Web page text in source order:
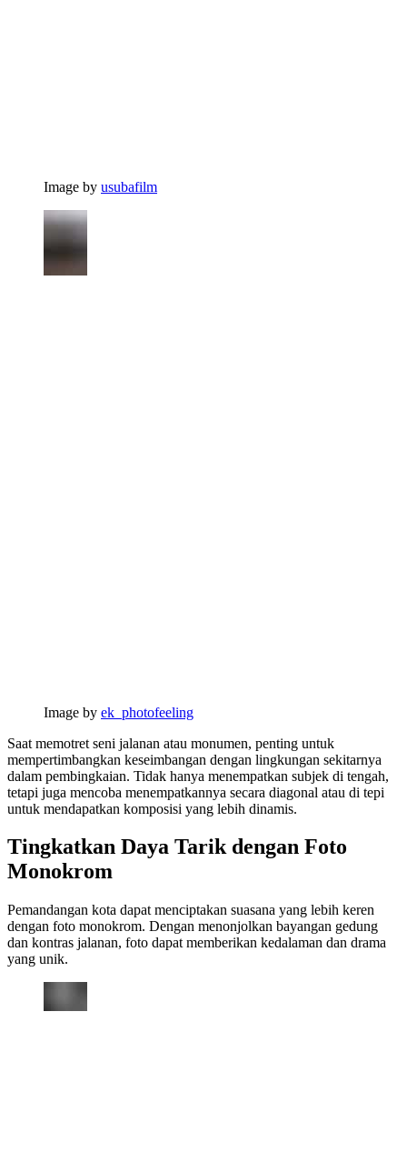
Image by usubafilm
Image by ek_photofeeling
Saat memotret seni jalanan atau monumen, penting untuk
mempertimbangkan keseimbangan dengan lingkungan sekitarnya
dalam pembingkaian. Tidak hanya menempatkan subjek di tengah,
tetapi juga mencoba menempatkannya secara diagonal atau di tepi
untuk mendapatkan komposisi yang lebih dinamis.
Tingkatkan Daya Tarik dengan Foto
Monokrom
Pemandangan kota dapat menciptakan suasana yang lebih keren
dengan foto monokrom. Dengan menonjolkan bayangan gedung
dan kontras jalanan, foto dapat memberikan kedalaman dan drama
yang unik.